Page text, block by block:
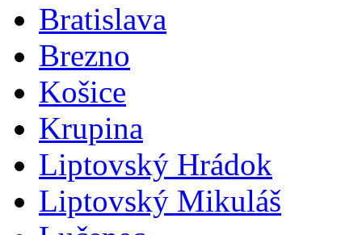
Bratislava
Brezno
Košice
Krupina
Liptovský Hrádok
Liptovský Mikuláš